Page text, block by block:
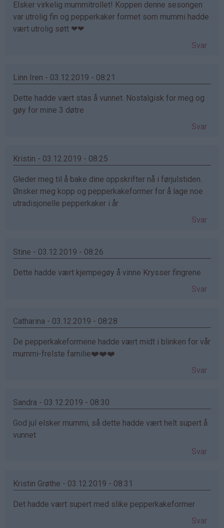
Elsker virkelig mummitrollet! Koppen denne sesongen
var utrolig fin og pepperkaker formet som mummi hadde
vært utrolig søtt ❤❤
Svar
Linn Iren - 03.12.2019 - 08:21
Dette hadde vært stas å vunnet. Nostalgisk for meg og
gøy for mine 3 døtre
Svar
Kristin - 03.12.2019 - 08:25
Gleder meg til å bake dine oppskrifter nå i førjulstiden.
Ønsker meg kopp og pepperkakeformer for å lage noe
utradisjonelle pepperkaker i år
Svar
Stine - 03.12.2019 - 08:26
Dette hadde vært kjempegøy å vinne Krysser fingrene
Svar
Catharina - 03.12.2019 - 08:28
De pepperkakeformene hadde vært midt i blinken for vår
mummi-frelste familie❤️❤️❤️
Svar
Sandra - 03.12.2019 - 08:30
God jul elsker mummi, så dette hadde vært helt supert å
vunnet
Svar
Kristin Grøthe - 03.12.2019 - 08:31
Det hadde vært supert med slike pepperkakeformer
Svar